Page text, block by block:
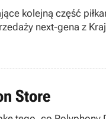
kolejną część
next-gena z
Store